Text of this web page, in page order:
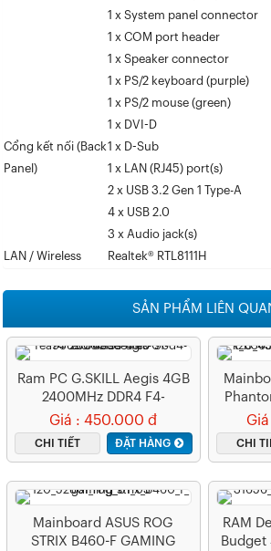
1 x System panel connector
1 x COM port header
1 x Speaker connector
Cổng kết nối (Back
Panel)
1 x PS/2 keyboard (purple)
1 x PS/2 mouse (green)
1 x DVI-D
1 x D-Sub
1 x LAN (RJ45) port(s)
2 x USB 3.2 Gen 1 Type-A
4 x USB 2.0
3 x Audio jack(s)
LAN / Wireless
Realtek® RTL8111H
SẢN PHẨM LIÊN
Ram PC G.SKILL Aegis 4GB
2400MHz DDR4 F4-
2400C17S-4GIS
Giá : 450.000 đ
CHI TIẾT ĐẶT HÀNG
B365,
CHI
Mainboard ASUS ROG
STRIX B460-F GAMING
RAM
Budget